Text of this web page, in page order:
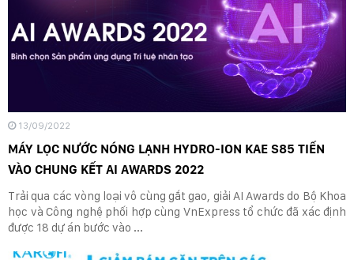
13/09/2022
MÁY LỌC NƯỚC NÓNG LẠNH HYDRO-ION KAE S85 TIẾN
VÀO CHUNG KẾT AI AWARDS 2022
Trải qua các vòng loại vô cùng gắt gao, giải AI Awards do Bộ Khoa
học và Công nghệ phối hợp cùng VnExpress tổ chức đã xác định
được 18 dự án bước vào ...